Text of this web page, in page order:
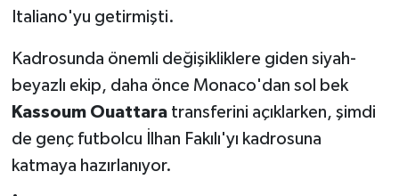
Italiano'yu getirmişti.
Kadrosunda önemli değişikliklere giden siyah-
beyazlı ekip, daha önce Monaco'dan sol bek
Kassoum Ouattaratransferini açıklarken, şimdi
de genç futbolcu İlhan Fakılı'yı kadrosuna
katmaya hazırlanıyor.